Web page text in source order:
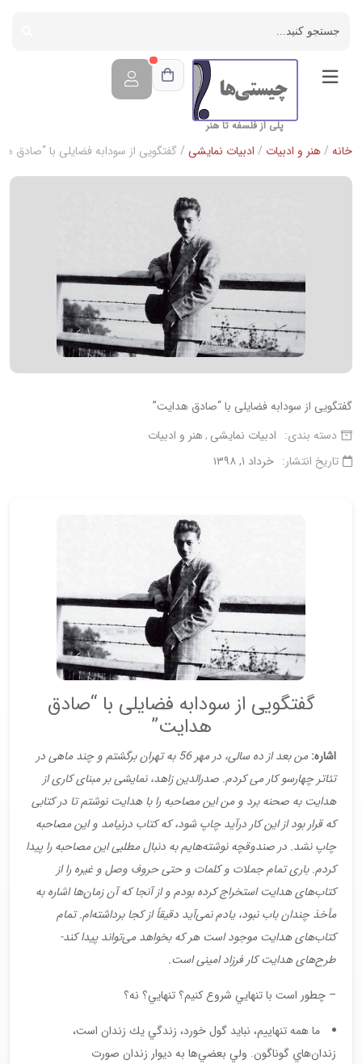
پلی از فلسفه تا هنر
خانه /هنر و ادبیات / ادبیات نمایشی / گفتگویی از سودابه فضایلی با “صادق
گفتگویی از سودابه فضایلی با “صادق هدایت”
دسته بندی: ادبیات نمایشی هنر و ادبیات
تاریخ انتشار: خرداد ۱, ۱۳۹۸
گفتگویی از سودابه فضایلی با “صادق
هدایت”
اشاره:
من بعد از ده سالی، در مهر 56 به تهران برگشتم و چند ماهی در
تئاتر چهارسو کار می کردم. صدرالدین زاهد، نمایشی بر مبنای کاری از
هدایت به صحنه برد و من این مصاحبه را با هدایت نوشتم تا در کتابی
که قرار بود از این کار درآید چاپ شود، که کتاب درنیامد و این مصاحبه
چاپ نشد. در صندوقچه نوشته‌هایم به دنبال مطلبی این مصاحبه را پیدا
کردم. باری تمام جملات و کلمات و حتی حروف وصل و غیره را از
کتاب‌های هدایت استخراج کرده بودم و از آنجا که آن زمان‌ها اشاره به
مأخذ چندان باب نبود، یادم نمی‌آید دقیقاً از کجا برداشته‌ام. تمام
کتاب‌های هدایت موجود است هر که بخواهد می‌تواند پیدا کند-
طرح‌های هدایت کار فرزاد امینی است.
– چطور است با تنهايي شروع كنيم؟ تنهايي؟ نه؟
ما همه تنهاييم، نبايد گول خورد، زندگي يك زندان است،
زندان‌هاي گوناگون. ولي بعضي‌ها به ديوار زندان صورت